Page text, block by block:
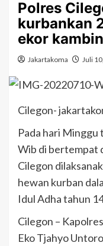
Polres
kurbankan
ekor
Jakartakoma Juli
Cilegon-
Pada hari Minggu
Wib di bertempat
Cilegon
hewan kurban
Idul Adha tahun
Cilegon –
Eko Tjahyo Untoro